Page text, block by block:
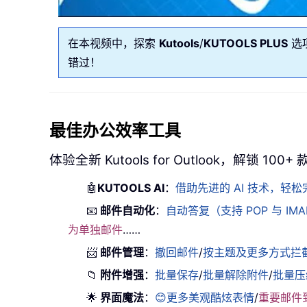
在本视频中，探索 Kutools/KUTOOLS PLUS 选
错过！
最佳办公效率工具
体验全新 Kutools for Outlook，解锁 100+
🤖 KUTOOLS AI：借助先进的 AI 技术，轻
📧 邮件自动化： 自动答复（支持 POP 与
为单独邮件……
📨 邮件管理：撤回邮件/按主题及更多方式拦
📁 附件增强：批量保存/批量解除附件/批量
🌟 界面魔法： 😊更多美观酷炫表情/重要邮件